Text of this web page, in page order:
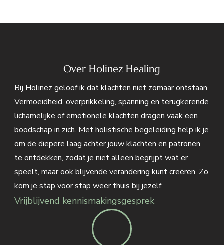
Over Holinez Healing
Bij Holinez geloof ik dat klachten niet zomaar ontstaan.
Vermoeidheid, overprikkeling, spanning en terugkerende
lichamelijke of emotionele klachten dragen vaak een
boodschap in zich. Met holistische begeleiding help ik je
om de diepere laag achter jouw klachten en patronen
te ontdekken, zodat je niet alleen begrijpt wat er
speelt, maar ook blijvende verandering kunt creëren. Zo
kom je stap voor stap weer thuis bij jezelf.
Vrijblijvend kennismakingsgesprek